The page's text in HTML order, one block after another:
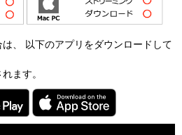
、 以下のアプリをダウンロードして
ます。